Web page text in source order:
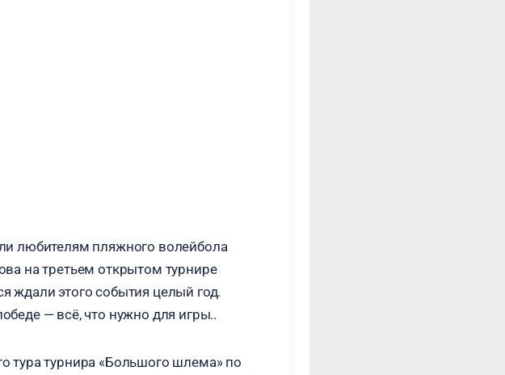
любителям пляжного волейбола
на третьем открытом турнире
ждали этого события целый год.
— всё, что нужно для игры..
тура турнира «Большого шлема» по